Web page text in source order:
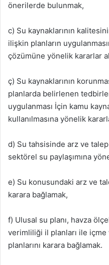
önerilerde bulunmak,
c) Su kaynaklarının
ilişkin planların
çözümüne yönelik kararlar
ç) Su kaynaklarının
planlarda belirlenen
uygulanması İçin kamu
kullanılmasına yönelik
d) Su tahsisinde arz ve
sektörel su paylaşımına
e) Su konusundaki arz ve
karara bağlamak,
f) Ulusal su planı, havza
verimliliği il planları ile
planlarını karara bağlamak.